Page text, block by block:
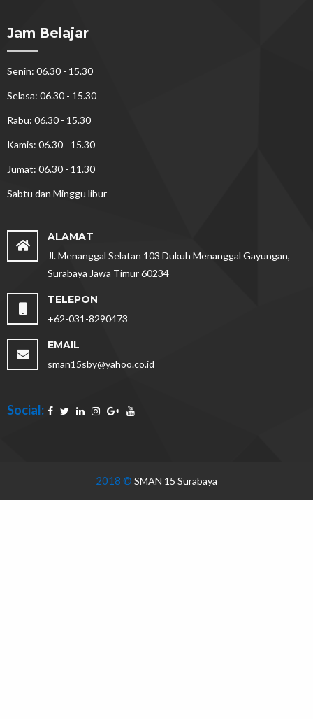
Jam Belajar
Senin: 06.30 - 15.30
Selasa: 06.30 - 15.30
Rabu: 06.30 - 15.30
Kamis: 06.30 - 15.30
Jumat: 06.30 - 11.30
Sabtu dan Minggu libur
ALAMAT
Jl. Menanggal Selatan 103 Dukuh Menanggal Gayungan,
Surabaya Jawa Timur 60234
TELEPON
+62-031-8290473
EMAIL
sman15sby@yahoo.co.id
Social:
2018 © SMAN 15 Surabaya